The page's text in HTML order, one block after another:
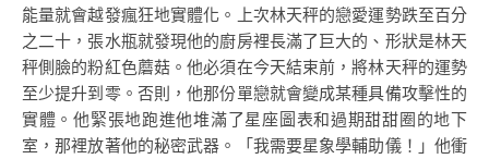
能量就會越發瘋狂地實體化。上次林天秤的戀愛運勢跌至百分
之二十，張水瓶就發現他的廚房裡長滿了巨大的、形狀是林天
秤側臉的粉紅色蘑菇。他必須在今天結束前，將林天秤的運勢
至少提升到零。否則，他那份單戀就會變成某種具備攻擊性的
實體。他緊張地跑進他堆滿了星座圖表和過期甜甜圈的地下
室，那裡放著他的秘密武器。「我需要星象學輔助儀！」他衝